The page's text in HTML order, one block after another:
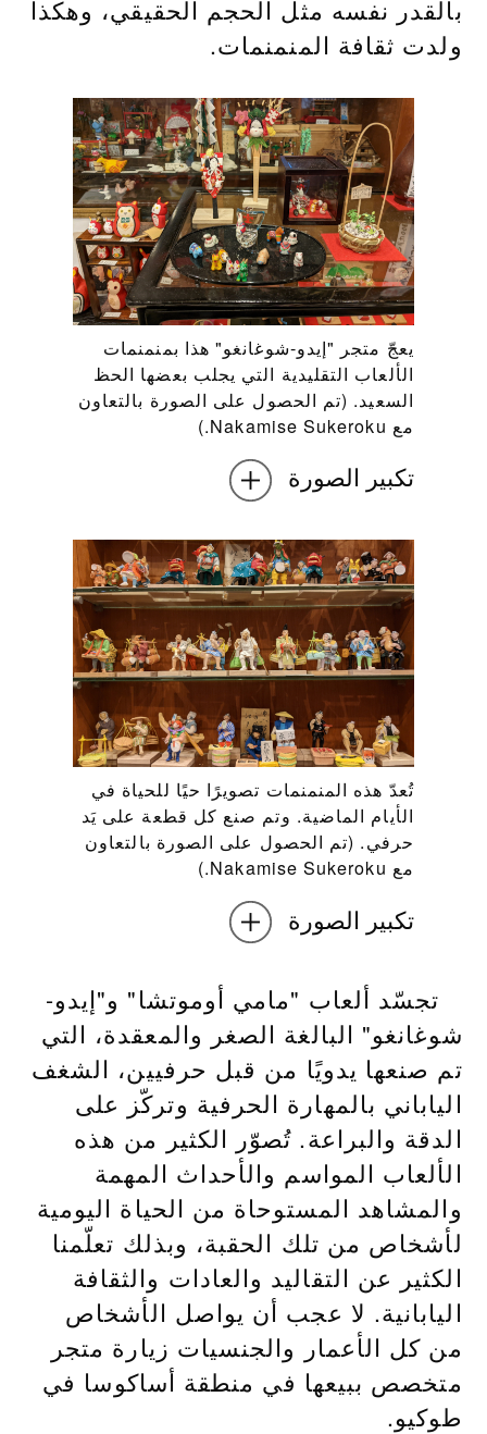
بالقدر نفسه مثل الحجم الحقيقي، وهكذا
ولدت ثقافة المنمنمات.
يعجّ متجر "إيدو-شوغانغو" هذا بمنمنمات
الألعاب التقليدية التي يجلب بعضها الحظ
السعيد. (تم الحصول على الصورة بالتعاون
مع Nakamise Sukeroku.)
تكبير الصورة
تُعدّ هذه المنمنمات تصويرًا حيًا للحياة في
الأيام الماضية. وتم صنع كل قطعة على يَد
حرفي. (تم الحصول على الصورة بالتعاون
مع Nakamise Sukeroku.)
تكبير الصورة
تجسّد ألعاب "مامي أوموتشا" و"إيدو-
شوغانغو" البالغة الصغر والمعقدة، التي
تم صنعها يدويًا من قبل حرفيين، الشغف
الياباني بالمهارة الحرفية وتركّز على
الدقة والبراعة. تُصوّر الكثير من هذه
الألعاب المواسم والأحداث المهمة
والمشاهد المستوحاة من الحياة اليومية
لأشخاص من تلك الحقبة، وبذلك تعلّمنا
الكثير عن التقاليد والعادات والثقافة
اليابانية. لا عجب أن يواصل الأشخاص
من كل الأعمار والجنسيات زيارة متجر
متخصص ببيعها في منطقة أساكوسا في
طوكيو.